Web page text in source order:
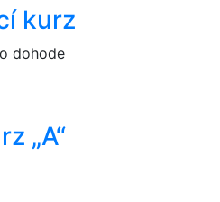
kurz
dohode
„A“